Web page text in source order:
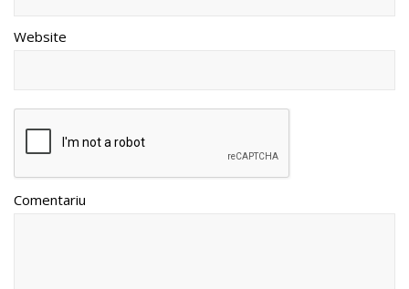
Website
Comentariu